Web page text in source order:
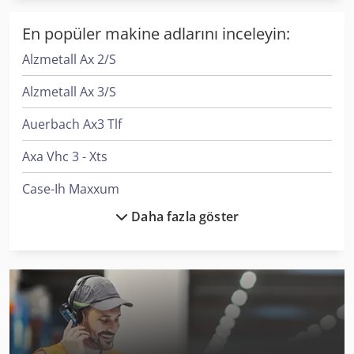
En popüler makine adlarını inceleyin:
Alzmetall Ax 2/S
Alzmetall Ax 3/S
Auerbach Ax3 Tlf
Axa Vhc 3 - Xts
Case-Ih Maxxum
Exeron Edm 310 Mf 30
Fehlmann Picomax 56 Top
Gildemeister Ctx 310 V3
Haas Vf-3
Daha fazla göster